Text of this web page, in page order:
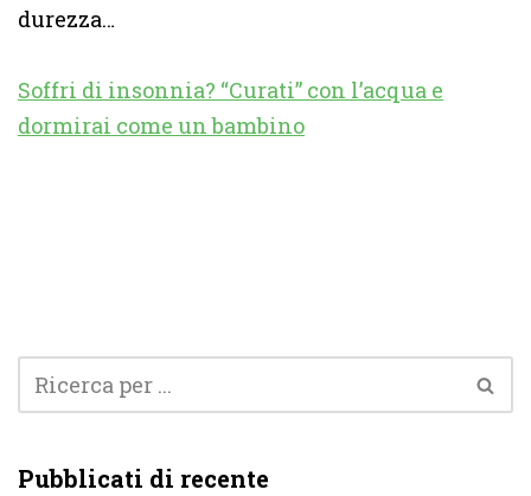
durezza…
Soffri di insonnia? “Curati” con l’acqua e
dormirai come un bambino
Pubblicati di recente